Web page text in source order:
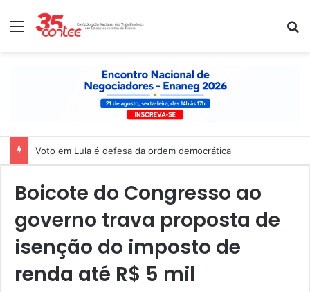
Menu
Voto em Lula é defesa da ordem democrática
Boicote do Congresso ao
governo trava proposta de
isenção do imposto de
renda até R$ 5 mil